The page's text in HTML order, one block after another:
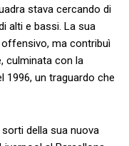
stava cercando di
alti e bassi. La sua
ma contribuì
culminata con la​
1996, un traguardo che
della sua nuova